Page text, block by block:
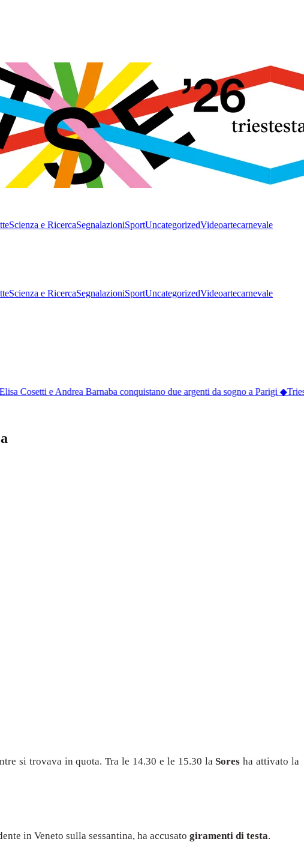
Scienza e RicercaSegnalazioniSportUncategorizedVideoartecarnevale
Scienza e RicercaSegnalazioniSportUncategorizedVideoartecarnevale
Cosetti e Andrea Barnaba conquistano due argenti da sogno a Parigi◆
si trovava in quota. Tra le 14.30 e le 15.30 la Sores ha attivato la
in Veneto sulla sessantina, ha accusato giramenti di testa.